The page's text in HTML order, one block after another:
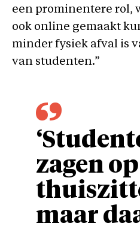
een prominentere rol,
ook online gemaakt
minder fysiek afval is
van studenten.”
zagen
maar